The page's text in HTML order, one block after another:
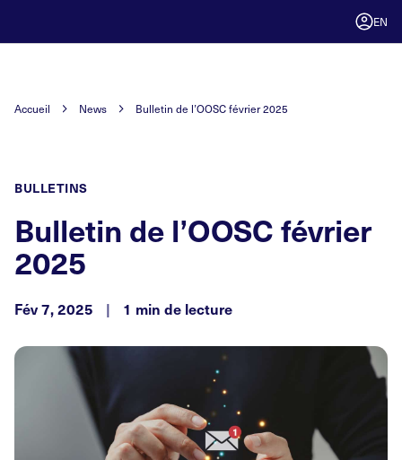
EN
Accueil News Bulletin de l’OOSC février 2025
BULLETINS
Bulletin de l’OOSC février
2025
Fév 7, 2025 | 1 min de lecture